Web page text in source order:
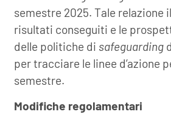
semestre 2025. Tale relazione
risultati conseguiti e le
delle politiche di safeguarding
per tracciare le linee d’azione
semestre.
Modifiche regolamentari